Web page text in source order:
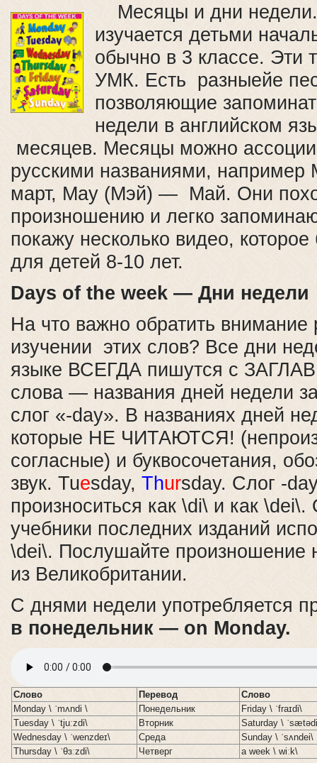
Месяцы и дни недели.
изучается детьми
обычно в 3 классе. Эти
УМК. Есть разныейе
позволяющие
недели в английском
месяцев. Месяцы можно
русскими названиями,
март, Маy (Мэй) — Май. Они
произношению и легко
покажу несколько видео,
для детей 8-10 лет.
Days of the week — Дни недели
На что важно обратить внимание
изучении этих слов? Все дни
языке ВСЕГДА пишутся с
слова — названия дней недели
слог «-day». В названиях дней
которые НЕ ЧИТАЮТСЯ!
согласные) и буквосочетания,
звук. Tuesday, Thursday. Слог -
произноситься как \di\ и как
учебники последних изданий
\dei\. Послушайте произношение
из Великобритании.
С днями недели употребляется
в понедельник — on Monday.
Слово Перевод
Слово
Monday \ ˈmʌndi \
Понедельник
Friday \ ˈfraɪdi\
Tuesday \ ˈtjuːzdi\
Вторник
Saturday \
Wednesday \ ˈwenzdeɪ\
Среда
Sunday \ ˈsʌndei\
Thursday \ ˈθɜːzdi\
Четверг a week \ wiːk\